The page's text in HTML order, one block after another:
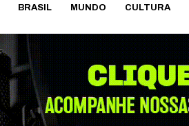
BRASIL MUNDO CULTURA